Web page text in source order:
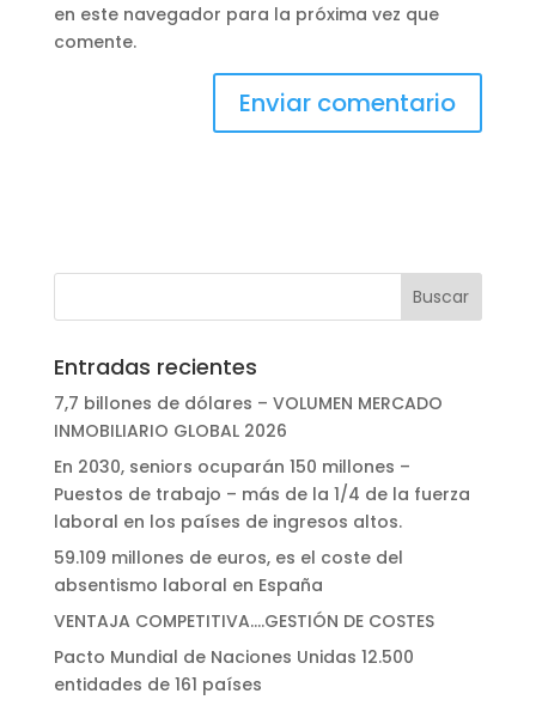
en este navegador para la próxima vez que
comente.
Entradas recientes
7,7 billones de dólares – VOLUMEN MERCADO
INMOBILIARIO GLOBAL 2026
En 2030, seniors ocuparán 150 millones –
Puestos de trabajo – más de la 1/4 de la fuerza
laboral en los países de ingresos altos.
59.109 millones de euros, es el coste del
absentismo laboral en España
VENTAJA COMPETITIVA….GESTIÓN DE COSTES
Pacto Mundial de Naciones Unidas 12.500
entidades de 161 países